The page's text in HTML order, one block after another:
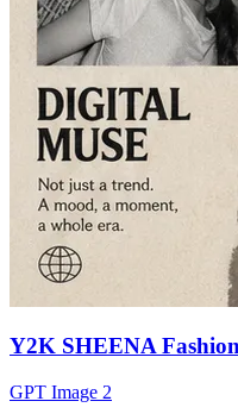
Y2K SHEENA
GPT Image 2